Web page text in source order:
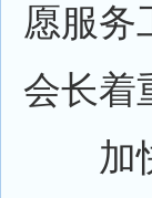
愿服务
会长着
加快